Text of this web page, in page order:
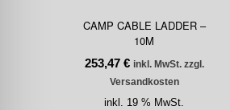
CAMP CABLE LADDER –
10M
253,47 € inkl. MwSt. zzgl.
Versandkosten
inkl. 19 % MwSt.